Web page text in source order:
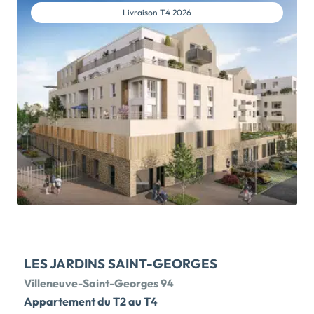
VISITER. Devenez propriétaire dans l'un des quartiers
les plus cotés du Perreux-sur-Marne, le Pont de Bry, à
deux pas des bords de Marne !Ce programme
immobilier neuf Le Jardin du Pont de Bry jouit du
charme d'une architecture néoclassique très soignée.
La résidence accueille des appartements neufs du
studio au 4 pièces, avec balcon, loggia, terrasse ou
jardin individuel. Résidence neuve comptant un
certain nombre de logements à double orientation.
Programme RT2012 avec parking privatif et jardin
commun. Nombreuses commodités à distance
piétonne (écoles, commerces, supermarchés,
équipements sportifs et de loisirs). Bus à 240 m
reliant les gares RER A de Bry-sur-Marne en 7 min et
Livraison T4 2026
LES JARDINS SAINT-GEORGES
Villeneuve-Saint-Georges 94
Appartement du T2 au T4